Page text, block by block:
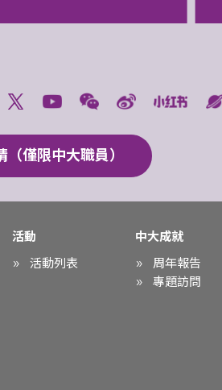
（僅限中大職員）
活動
活動列表
中大成就
周年報告
專題訪問